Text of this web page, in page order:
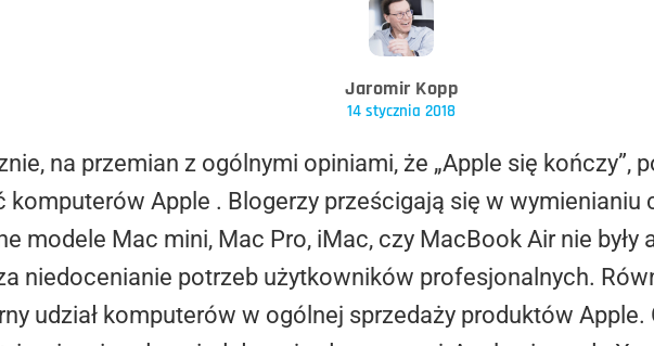
Jaromir Kopp
14 stycznia 2018
na przemian z ogólnymi opiniami, że „Apple się kończy”,
komputerów Apple . Blogerzy prześcigają się w wymienianiu
modele Mac mini, Mac Pro, iMac, czy MacBook Air nie były
niedocenianie potrzeb użytkowników profesjonalnych.
udział komputerów w ogólnej sprzedaży produktów Apple.